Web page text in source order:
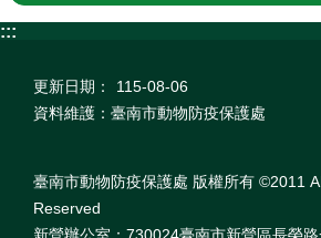
:::
更新日期：
115-08-06
資料維護：臺南市動物防疫保護處
臺南市動物防疫保護處 版權所有 ©2011
Reserved